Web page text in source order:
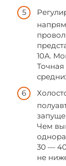
10А.
Чем
30 —
не